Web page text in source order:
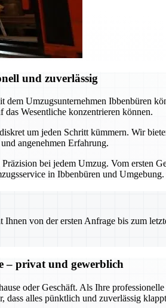
und zuverlässig
Umzugsunternehmen Ibbenbüren
Wesentliche konzentrieren können.
um jeden Schritt kümmern. Wir
angenehmen Erfahrung.
bei jedem Umzug. Vom ersten
in Ibbenbüren und Umgebung.
von der ersten Anfrage bis zum
– privat und gewerblich
oder Geschäft. Als Ihre
dass alles pünktlich und zuverlässig